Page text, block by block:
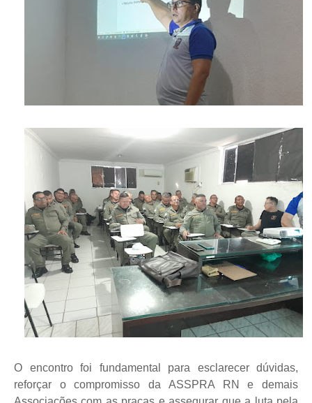
O encontro foi fundamental para esclarecer dúvidas,
reforçar o compromisso da ASSPRA RN e demais